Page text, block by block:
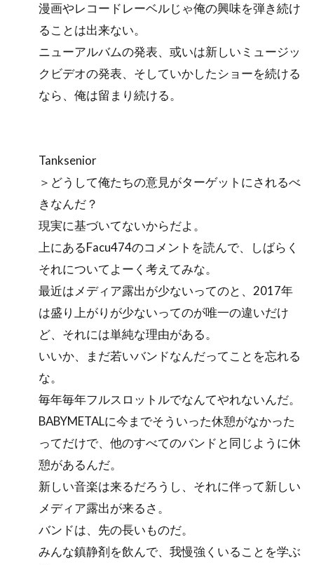
漫画やレコードレーベルじゃ俺の興味を弾き続け
ることは出来ない。
ニューアルバムの発表、或いは新しいミュージッ
クビデオの発表、そしていかしたショーを続ける
なら、俺は留まり続ける。
Tanksenior
＞どうして俺たちの意見がターゲットにされるべ
きなんだ？
現実に基づいてないからだよ。
上にあるFacu474のコメントを読んで、しばらく
それについてよーく考えてみな。
最近はメディア露出が少ないってのと、2017年
は盛り上がりが少ないってのが唯一の違いだけ
ど、それには単純な理由がある。
いいか、まだ若いバンドなんだってことを忘れる
な。
毎年毎年フルスロットルでなんてやれないんだ。
BABYMETALに今までそういった休憩がなかった
ってだけで、他のすべてのバンドと同じように休
憩があるんだ。
新しい音楽は来るだろうし、それに伴って新しい
メディア露出が来るさ。
バンドは、先の長いものだ。
みんな鎮静剤を飲んで、我慢強くいることを学ぶ